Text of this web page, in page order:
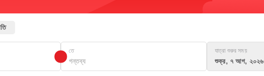
তে যাত্রা শুরুর সময়
শুক্র, ৭ আগ, ২০২৬